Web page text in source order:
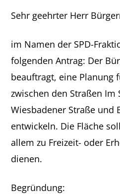
Sehr geehrter Herr
im Namen der SPD-
folgenden Antrag: Der
beauftragt, eine Planung
zwischen den Straßen Im
Wiesbadener Straße und
entwickeln. Die Fläche
allem zu Freizeit- oder
dienen.
Begründung: